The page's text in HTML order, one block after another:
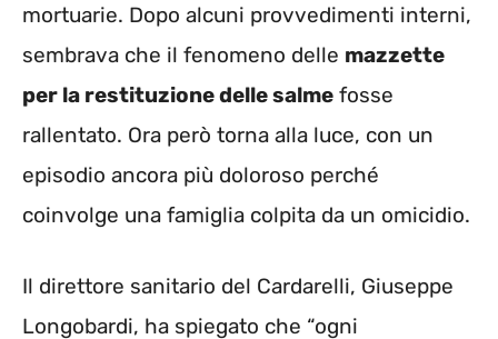
mortuarie. Dopo alcuni provvedimenti interni,
sembrava che il fenomeno delle mazzette
per la restituzione delle salme fosse
rallentato. Ora però torna alla luce, con un
episodio ancora più doloroso perché
coinvolge una famiglia colpita da un omicidio.
Il direttore sanitario del Cardarelli, Giuseppe
Longobardi, ha spiegato che “ogni